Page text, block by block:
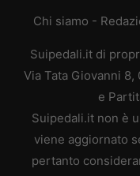
Chi siamo -
Suipedali.it di
Via Tata Giovanni 8,
e
Suipedali.it non è
viene aggiornato
pertanto